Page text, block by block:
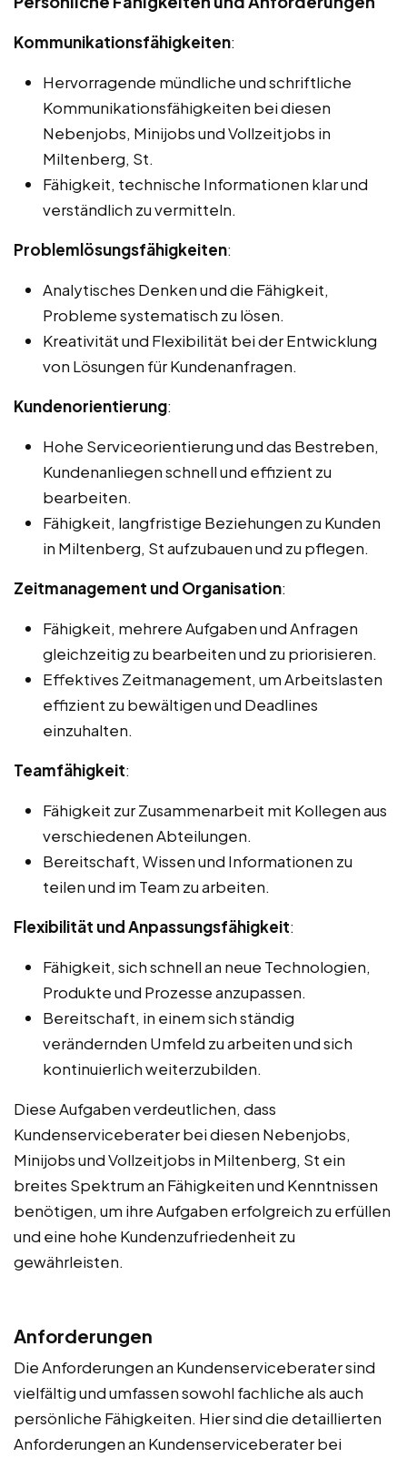
Kommunikationsfähigkeiten:
Hervorragende mündliche und schriftliche
Kommunikationsfähigkeiten bei diesen
Nebenjobs, Minijobs und Vollzeitjobs in
Miltenberg, St.
Fähigkeit, technische Informationen klar und
verständlich zu vermitteln.
Problemlösungsfähigkeiten:
Analytisches Denken und die Fähigkeit,
Probleme systematisch zu lösen.
Kreativität und Flexibilität bei der Entwicklung
von Lösungen für Kundenanfragen.
Kundenorientierung:
Hohe Serviceorientierung und das Bestreben,
Kundenanliegen schnell und effizient zu
bearbeiten.
Fähigkeit, langfristige Beziehungen zu Kunden
in Miltenberg, St aufzubauen und zu pflegen.
Zeitmanagement und Organisation:
Fähigkeit, mehrere Aufgaben und Anfragen
gleichzeitig zu bearbeiten und zu priorisieren.
Effektives Zeitmanagement, um Arbeitslasten
effizient zu bewältigen und Deadlines
einzuhalten.
Teamfähigkeit:
Fähigkeit zur Zusammenarbeit mit Kollegen aus
verschiedenen Abteilungen.
Bereitschaft, Wissen und Informationen zu
teilen und im Team zu arbeiten.
Flexibilität und Anpassungsfähigkeit:
Fähigkeit, sich schnell an neue Technologien,
Produkte und Prozesse anzupassen.
Bereitschaft, in einem sich ständig
verändernden Umfeld zu arbeiten und sich
kontinuierlich weiterzubilden.
Diese Aufgaben verdeutlichen, dass
Kundenserviceberater bei diesen Nebenjobs,
Minijobs und Vollzeitjobs in Miltenberg, St ein
breites Spektrum an Fähigkeiten und Kenntnissen
benötigen, um ihre Aufgaben erfolgreich zu erfüllen
und eine hohe Kundenzufriedenheit zu
gewährleisten.
Anforderungen
Die Anforderungen an Kundenserviceberater sind
vielfältig und umfassen sowohl fachliche als auch
persönliche Fähigkeiten. Hier sind die detaillierten
Anforderungen an Kundenserviceberater bei